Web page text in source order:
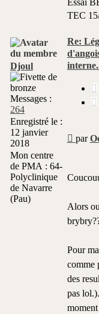
Essai
TEC
Re:
par
Alors
Pour
comme
des
pas
Djoul
Messages :
264
Enregistré le :
12 janvier
2018
Mon centre
de PMA : 64-
Polyclinique
de Navarre
(Pau)